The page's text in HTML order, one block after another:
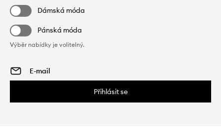
Dámská móda
Pánská móda
Výběr nabídky je volitelný.
Přihlásit se